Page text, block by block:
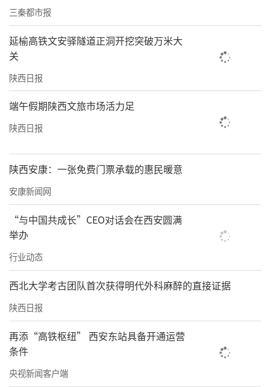
业加快发展，达到全国领先水平。第二
个“5”是指推动航天及第六代移动通信、脑机
接口、高性能医疗器械、先进核能、深地5个前
沿产业特色化发展。
突出改革破局、开放赋能，全面激活发展动
力。“十五五”时期，陕西将更加主动融入和
服务构建新发展格局，更加深度融入共建“一
带一路”大格局，充分发挥产业优势、通道优
势、人文优势，全面提升服务国家总体外交能
力，打造中欧班列西安集结中心、西安国际航
空枢纽等高能级开放通道，推动“港贸产”加
速融合，更好助力开放型经济发展。陕西还将
更加积极融入全国统一大市场建设，以更大力
度推进重点领域和关键环节改革，持续打造一
流营商环境。
突出区域协调、城乡融合，扎实推进共同富
裕。“十五五”时期，陕西将聚焦缩小区域、
城乡、收入差距，大力实施“双极带动、多点
支撑、三区协同”战略，更好发挥西安科技创
三秦都市报
延榆高铁文安驿隧道正洞开挖突破万米大
关
陕西日报
端午假期陕西文旅市场活力足
陕西日报
陕西安康：一张免费门票承载的惠民暖意
安康新闻网
“与中国共成长”CEO对话会在西安圆满
举办
行业动态
西北大学考古团队首次获得明代外科麻醉的直接证据
陕西日报
再添“高铁枢纽” 西安东站具备开通运营
条件
央视新闻客户端